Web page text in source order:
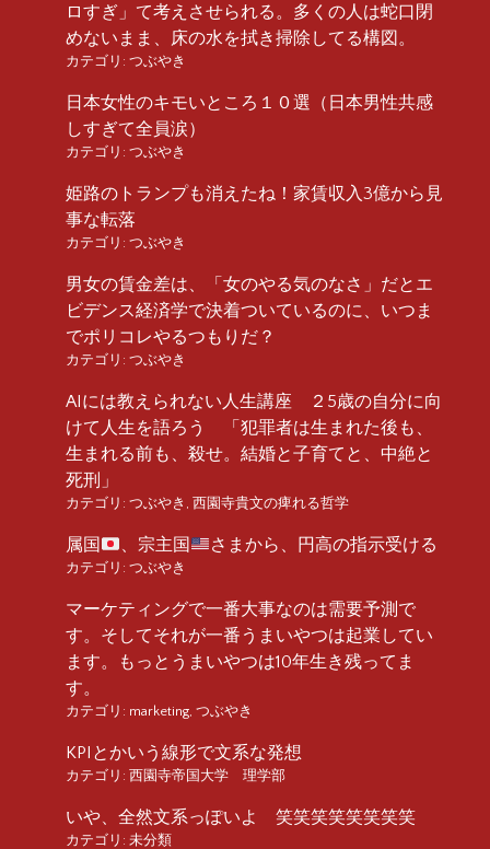
ロすぎ」て考えさせられる。多くの人は蛇口閉
めないまま、床の水を拭き掃除してる構図。
カテゴリ: つぶやき
日本女性のキモいところ１０選（日本男性共感
しすぎて全員涙）
カテゴリ: つぶやき
姫路のトランプも消えたね！家賃収入3億から見
事な転落
カテゴリ: つぶやき
男女の賃金差は、「女のやる気のなさ」だとエ
ビデンス経済学で決着ついているのに、いつま
でポリコレやるつもりだ？
カテゴリ: つぶやき
AIには教えられない人生講座 ２5歳の自分に向
けて人生を語ろう 「犯罪者は生まれた後も、
生まれる前も、殺せ。結婚と子育てと、中絶と
死刑」
カテゴリ: つぶやき , 西園寺貴文の痺れる哲学
属国 、宗主国 さまから、円高の指示受ける
カテゴリ: つぶやき
マーケティングで一番大事なのは需要予測で
す。そしてそれが一番うまいやつは起業してい
ます。もっとうまいやつは10年生き残ってま
す。
カテゴリ: marketing, つぶやき
KPIとかいう線形で文系な発想
カテゴリ: 西園寺帝国大学 理学部
いや、全然文系っぽいよ 笑笑笑笑笑笑笑笑
カテゴリ: 未分類